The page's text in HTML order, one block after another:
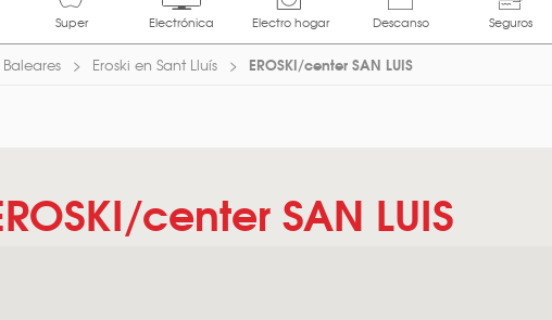
Baleares Eroski en Sant Lluís EROSKI/center SAN LUIS
center SAN LUIS